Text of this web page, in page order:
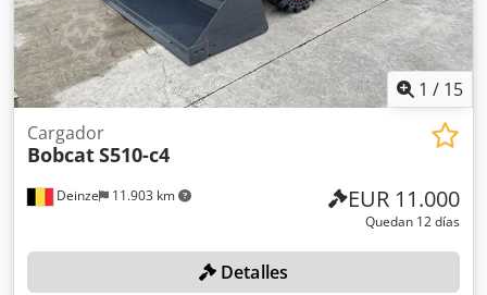
1 / 15
Deinze 11.903 km
Cargador
BobcatS510-c4
EUR 11.000
Quedan 12 días
Detalles